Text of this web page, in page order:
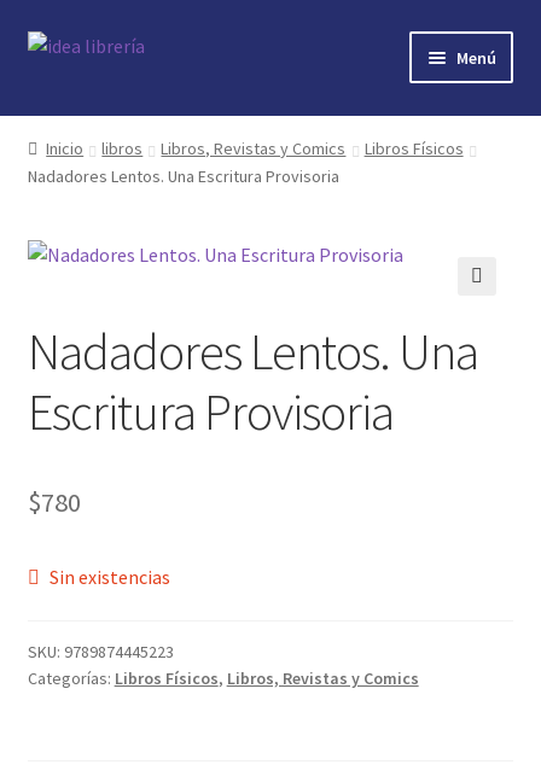
Ir
Ir
Menú
Inicio
contacto
libros
nosotros
novedades
preguntas
Inicio libros Libros, Revistas y Comics
Libros Físicos
Nadadores Lentos. Una Escritura Provisoria
Nadadores Lentos. Una
Escritura Provisoria
$780
Sin existencias
SKU: 9789874445223
Categorías: Libros Físicos, Libros, Revistas y Comics